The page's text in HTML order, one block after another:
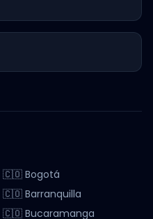
🇨🇴 Bogotá
🇨🇴 Barranquilla
🇨🇴 Bucaramanga